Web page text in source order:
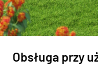
Obsługa przy